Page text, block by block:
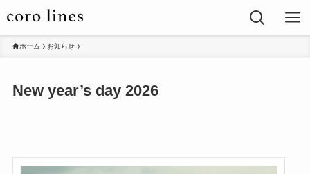
ホーム お知らせ
New year’s day 2026